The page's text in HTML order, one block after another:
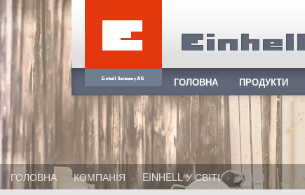
ГОЛОВНА ПРОДУКТИ
ГОЛОВНА КОМПАНІЯ EINHELL У СВІТІ АЗИЯ